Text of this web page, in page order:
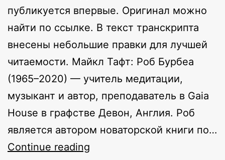
публикуется впервые. Оригинал можно
найти по ссылке. В текст транскрипта
внесены небольшие правки для лучшей
читаемости. Майкл Тафт: Роб Бурбеа
(1965–2020) — учитель медитации,
музыкант и автор, преподаватель в Gaia
House в графстве Девон, Англия. Роб
является автором новаторской книги по…
Continue reading